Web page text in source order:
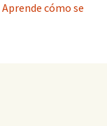
Aprende cómo se